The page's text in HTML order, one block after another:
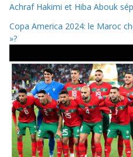
Achraf Hakimi et Hiba Abouk
Copa America 2024: le Maroc
»?